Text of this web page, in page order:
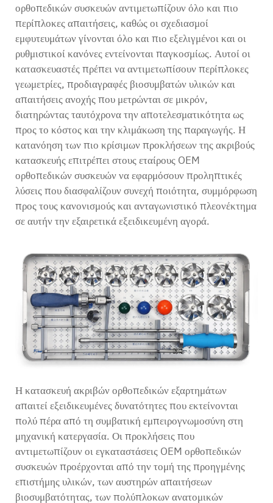
ορθοπεδικών συσκευών αντιμετωπίζουν όλο και πιο
περίπλοκες απαιτήσεις, καθώς οι σχεδιασμοί
εμφυτευμάτων γίνονται όλο και πιο εξελιγμένοι και οι
ρυθμιστικοί κανόνες εντείνονται παγκοσμίως. Αυτοί οι
κατασκευαστές πρέπει να αντιμετωπίσουν περίπλοκες
γεωμετρίες, προδιαγραφές βιοσυμβατών υλικών και
απαιτήσεις ανοχής που μετρώνται σε μικρόν,
διατηρώντας ταυτόχρονα την αποτελεσματικότητα ως
προς το κόστος και την κλιμάκωση της παραγωγής. Η
κατανόηση των πιο κρίσιμων προκλήσεων της ακριβούς
κατασκευής επιτρέπει στους εταίρους OEM
ορθοπεδικών συσκευών να εφαρμόσουν προληπτικές
λύσεις που διασφαλίζουν συνεχή ποιότητα, συμμόρφωση
προς τους κανονισμούς και ανταγωνιστικό πλεονέκτημα
σε αυτήν την εξαιρετικά εξειδικευμένη αγορά.
Η κατασκευή ακριβών ορθοπεδικών εξαρτημάτων
απαιτεί εξειδικευμένες δυνατότητες που εκτείνονται
πολύ πέρα από τη συμβατική εμπειρογνωμοσύνη στη
μηχανική κατεργασία. Οι προκλήσεις που
αντιμετωπίζουν οι εγκαταστάσεις OEM ορθοπεδικών
συσκευών προέρχονται από την τομή της προηγμένης
επιστήμης υλικών, των αυστηρών απαιτήσεων
βιοσυμβατότητας, των πολύπλοκων ανατομικών